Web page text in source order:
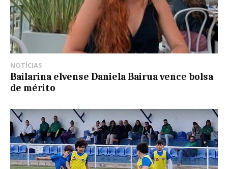
NOTÍCIAS
Bailarina elvense Daniela Bairua vence bolsa
de mérito